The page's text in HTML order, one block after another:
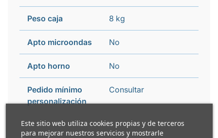
Este sitio web utiliza cookies propias y de terceros
para mejorar nuestros servicios y mostrarle
Peso caja 8 kg
Apto microondas No
Apto horno No
Pedido mínimo
personalización
Consultar